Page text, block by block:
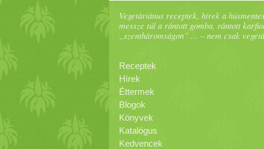
Vegetáriánus receptek, hírek a
messze túl a rántott gomba, rántott
„szentháromságon” ... – nem csak
Receptek
Hírek
Éttermek
Blogok
Könyvek
Katalógus
Kedvencek